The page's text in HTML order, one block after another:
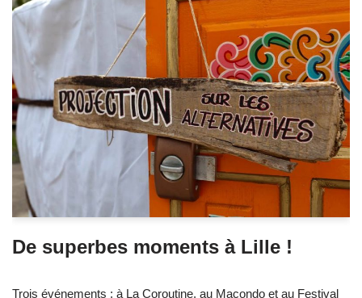
De superbes moments à Lille !
Trois événements : à La Coroutine, au Macondo et au Festival